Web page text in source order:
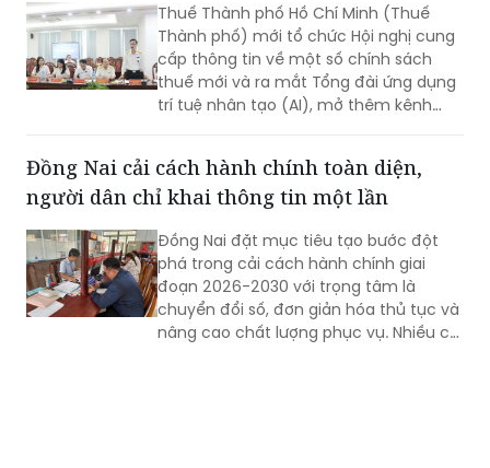
Thuế Thành phố Hồ Chí Minh (Thuế
Thành phố) mới tổ chức Hội nghị cung
cấp thông tin về một số chính sách
thuế mới và ra mắt Tổng đài ứng dụng
trí tuệ nhân tạo (AI), mở thêm kênh
Đồng Nai cải cách hành chính toàn diện,
người dân chỉ khai thông tin một lần
Đồng Nai đặt mục tiêu tạo bước đột
phá trong cải cách hành chính giai
đoạn 2026-2030 với trọng tâm là
chuyển đổi số, đơn giản hóa thủ tục và
nâng cao chất lượng phục vụ. Nhiều chỉ